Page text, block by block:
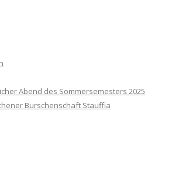
Abend des Sommersemesters 2025
Burschenschaft Stauffia